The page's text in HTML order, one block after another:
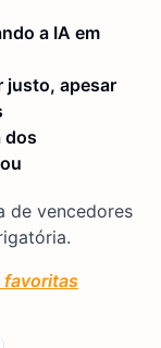
a IA em
justo, apesar
dos
de vencedores
favoritas